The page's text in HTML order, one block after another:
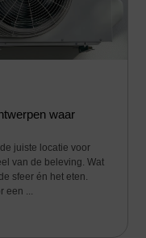
waar
juiste locatie voor
van de beleving. Wat
sfeer én het eten.
een ...